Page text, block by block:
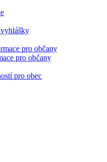
pro občany
pro občany
pro obec